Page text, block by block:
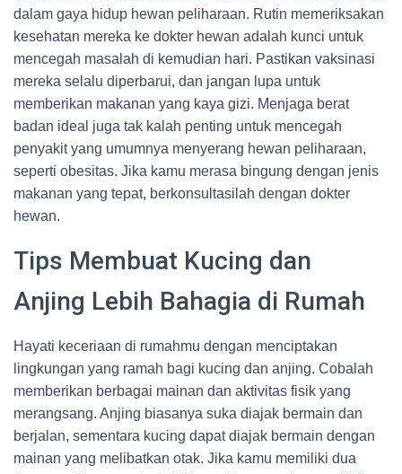
dalam gaya hidup hewan peliharaan. Rutin memeriksakan
kesehatan mereka ke dokter hewan adalah kunci untuk
mencegah masalah di kemudian hari. Pastikan vaksinasi
mereka selalu diperbarui, dan jangan lupa untuk
memberikan makanan yang kaya gizi. Menjaga berat
badan ideal juga tak kalah penting untuk mencegah
penyakit yang umumnya menyerang hewan peliharaan,
seperti obesitas. Jika kamu merasa bingung dengan jenis
makanan yang tepat, berkonsultasilah dengan dokter
hewan.
Tips Membuat Kucing dan
Anjing Lebih Bahagia di Rumah
Hayati keceriaan di rumahmu dengan menciptakan
lingkungan yang ramah bagi kucing dan anjing. Cobalah
memberikan berbagai mainan dan aktivitas fisik yang
merangsang. Anjing biasanya suka diajak bermain dan
berjalan, sementara kucing dapat diajak bermain dengan
mainan yang melibatkan otak. Jika kamu memiliki dua